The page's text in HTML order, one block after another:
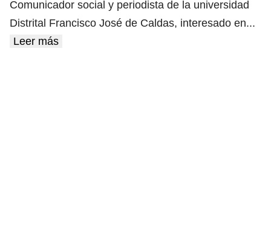
Comunicador social y periodista de la universidad
Distrital Francisco José de Caldas, interesado en...
Leer más